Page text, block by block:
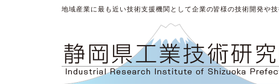
地域産業に最も近い技術支援機関として企業の皆様の技術開発や技